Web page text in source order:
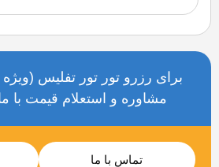
مانند
و
خوبی
دیدنی
هتل با
مرکز
چندین […]
تماس با ما
مشاوره و استعلام قیمت با